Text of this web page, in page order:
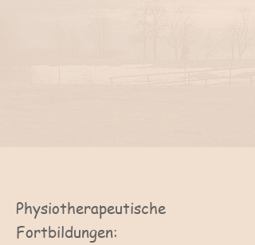
Physiotherapeutische
Fortbildungen: